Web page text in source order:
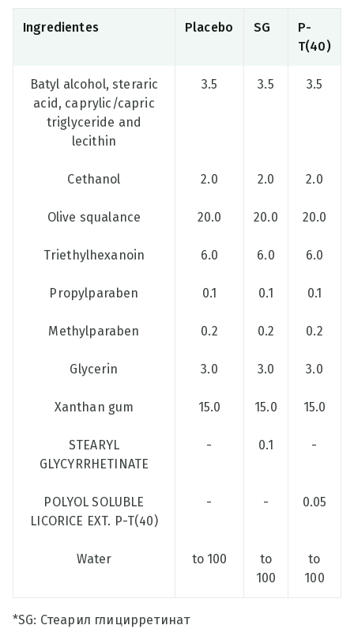
Ingredientes Placebo SG
P-
T(40)
Batyl alcohol, steraric
acid, caprylic/capric
triglyceride and
lecithin
3.5 3.5 3.5
Cethanol 2.0 2.0 2.0
Olive squalance 20.0 20.0 20.0
Triethylhexanoin 6.0 6.0 6.0
Propylparaben 0.1 0.1 0.1
Methylparaben 0.2 0.2 0.2
Glycerin 3.0 3.0 3.0
Xanthan gum 15.0 15.0 15.0
STEARYL
GLYCYRRHETINATE
- 0.1 -
POLYOL SOLUBLE
LICORICE EXT. P-T(40)
- - 0.05
Water to 100
to
100
to
100
*SG: Стеарил глицирретинат